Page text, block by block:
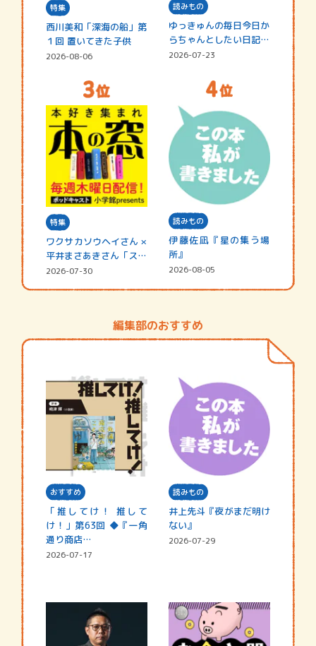
特集
西川美和「深海の船」第
１回 置いてきた子供
2026-08-06
読みもの
ゆっきゅんの毎日今日か
らちゃんとしたい日記
☆202…
2026-07-23
特集
ワクサカソウヘイさん ×
平井まさあきさん「スペ
シャ…
2026-07-30
読みもの
伊藤佐凪『星の集う場
所』
2026-08-05
編集部のおすすめ
おすすめ
「推してけ！ 推して
け！」第63回 ◆『一角
通り商店…
2026-07-17
読みもの
井上先斗『夜がまだ明け
ない』
2026-07-29